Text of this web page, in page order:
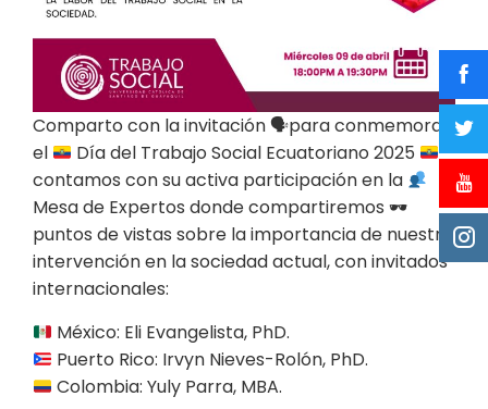
Comparto con la invitación 🗣para conmemorar
el
Día del Trabajo Social Ecuatoriano 2025
contamos con su activa participación en la
Mesa de Expertos donde compartiremos 🕶
puntos de vistas sobre la importancia de nuestra
intervención en la sociedad actual, con invitados
internacionales:
México: Eli Evangelista, PhD.
Puerto Rico: Irvyn Nieves-Rolón, PhD.
Colombia: Yuly Parra, MBA.